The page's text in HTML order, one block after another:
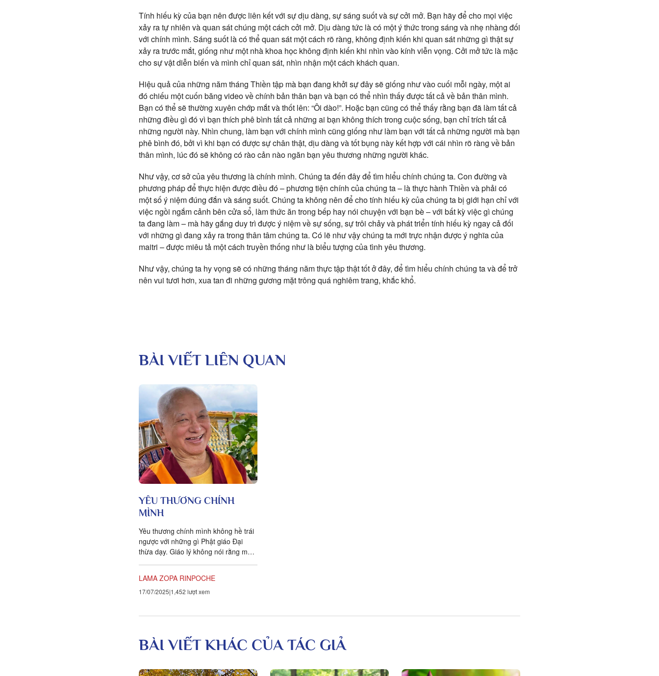
Tính hiếu kỳ của bạn nên được liên kết với sự dịu dàng, sự sáng suốt và sự cởi mở. Bạn hãy để cho mọi việc
xảy ra tự nhiên và quan sát chúng một cách cởi mở. Dịu dàng tức là có một ý thức trong sáng và nhẹ nhàng đối
với chính mình. Sáng suốt là có thể quan sát một cách rõ ràng, không định kiến khi quan sát những gì thật sự
xảy ra trước mắt, giống như một nhà khoa học không định kiến khi nhìn vào kính viễn vọng. Cởi mở tức là mặc
cho sự vật diễn biến và mình chỉ quan sát, nhìn nhận một cách khách quan.
Hiệu quả của những năm tháng Thiền tập mà bạn đang khởi sự đây sẽ giống như vào cuối mỗi ngày, một ai
đó chiếu một cuốn băng video về chính bản thân bạn và bạn có thể nhìn thấy được tất cả về bản thân mình.
Bạn có thể sẽ thường xuyên chớp mắt và thốt lên: “Ôi dào!”. Hoặc bạn cũng có thể thấy rằng bạn đã làm tất cả
những điều gì đó vì bạn thích phê bình tất cả những ai bạn không thích trong cuộc sống, bạn chỉ trích tất cả
những người này. Nhìn chung, làm bạn với chính mình cũng giống như làm bạn với tất cả những người mà bạn
phê bình đó, bởi vì khi bạn có được sự chân thật, dịu dàng và tốt bụng này kết hợp với cái nhìn rõ ràng về bản
thân mình, lúc đó sẽ không có rào cản nào ngăn bạn yêu thương những người khác.
Như vậy, cơ sở của yêu thương là chính mình. Chúng ta đến đây để tìm hiểu chính chúng ta. Con đường và
phương pháp để thực hiện được điều đó – phương tiện chính của chúng ta – là thực hành Thiền và phải có
một số ý niệm đúng đắn và sáng suốt. Chúng ta không nên để cho tính hiếu kỳ của chúng ta bị giới hạn chỉ với
việc ngồi ngắm cảnh bên cửa sổ, làm thức ăn trong bếp hay nói chuyện với bạn bè – với bất kỳ việc gì chúng
ta đang làm – mà hãy gắng duy trì được ý niệm về sự sống, sự trôi chảy và phát triển tính hiếu kỳ ngay cả đối
với những gì đang xảy ra trong thân tâm chúng ta. Có lẽ như vậy chúng ta mới trực nhận được ý nghĩa của
maitri – được miêu tả một cách truyền thống như là biểu tượng của tình yêu thương.
Như vậy, chúng ta hy vọng sẽ có những tháng năm thực tập thật tốt ở đây, để tìm hiểu chính chúng ta và để trở
nên vui tươi hơn, xua tan đi những gương mặt trông quá nghiêm trang, khắc khổ.
BÀI VIẾT LIÊN QUAN
YÊU THƯƠNG CHÍNH
MÌNH
Yêu thương chính mình không hề trái
ngược với những gì Phật giáo Đại
thừa dạy. Giáo lý không nói rằng một
LAMA ZOPA RINPOCHE
17/07/2025 1,452 lượt xem
BÀI VIẾT KHÁC CỦA TÁC GIẢ